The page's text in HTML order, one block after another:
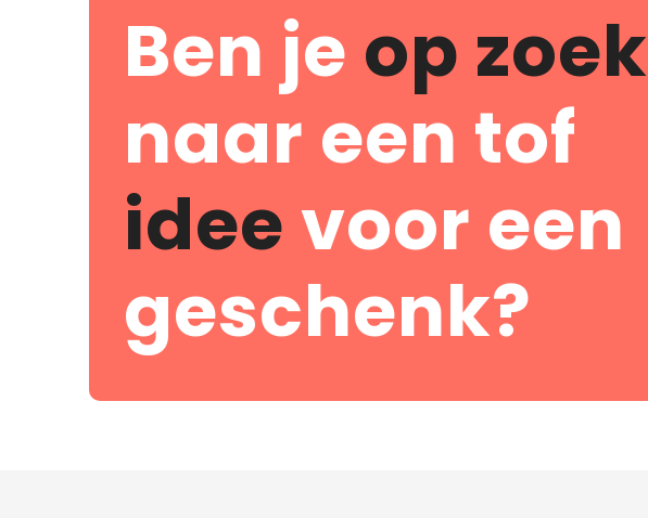
Ben je op zoek
naar een tof
ideevoor een
geschenk?